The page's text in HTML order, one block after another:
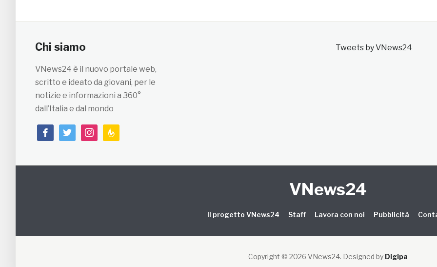
Chi siamo
VNews24 è il nuovo portale web,
scritto e ideato da giovani, per le
notizie e informazioni a 360°
dall’Italia e dal mondo
facebooktwitterinstagramfeedburner
Tweets by VNews24
VNews24
Il progetto VNews24 Staff Lavora con noi Pubblicità
Copyright © 2026 VNews24. Designed by Digipa